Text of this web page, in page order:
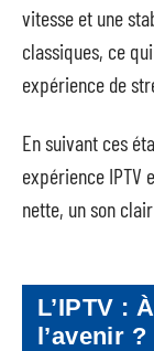
vitesse et une
classiques, ce
expérience de
En suivant ces
expérience IPTV
nette, un son
L’IPTV :
l’avenir ?